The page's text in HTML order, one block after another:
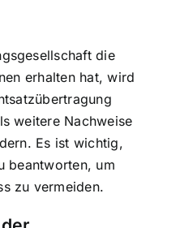
die
erhalten hat, wird
weitere Nachweise
Es ist wichtig,
beantworten, um
zu vermeiden.